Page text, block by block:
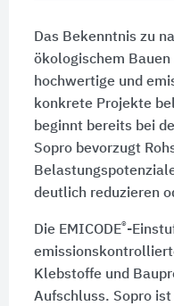
Das Bekenntnis zu
ökologischem
hochwertige und
konkrete Projekte
beginnt bereits bei
Sopro bevorzugt
deutlich reduzieren
Die EMICODE®-
Klebstoffe und
Aufschluss. Sopro